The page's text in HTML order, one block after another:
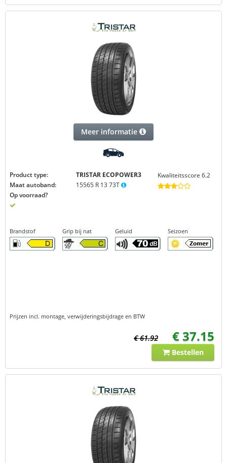
Meer informatie
Product type:
TRISTAR ECOPOWER3
Maat autoband:
15565 R 13 73T
Op voorraad?
Kwaliteitsscore 6.2
Brandstof Grip bij nat Geluid Seizoen
Prijzen incl. montage, verwijderingsbijdrage en BTW
€ 61.92 € 37.15
Bestellen